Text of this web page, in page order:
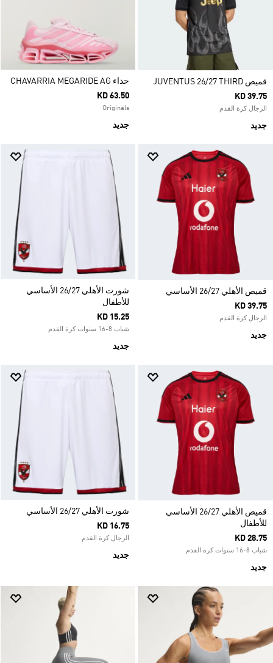
قميص JUVENTUS 26/27 THIRD
KD 39.75
الرجال كرة القدم
جديد
حذاء CHAVARRIA MEGARIDE AG
KD 63.50
Originals
جديد
قميص الأهلي 26/27 الأساسي
KD 39.75
الرجال كرة القدم
جديد
شورت الأهلي 26/27 الأساسي
للأطفال
KD 15.25
شباب 8-16 سنوات كرة القدم
جديد
قميص الأهلي 26/27 الأساسي
للأطفال
KD 28.75
شباب 8-16 سنوات كرة القدم
جديد
شورت الأهلي 26/27 الأساسي
KD 16.75
الرجال كرة القدم
جديد